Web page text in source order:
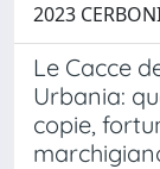
2023
Le Cacce
Urbania:
copie,